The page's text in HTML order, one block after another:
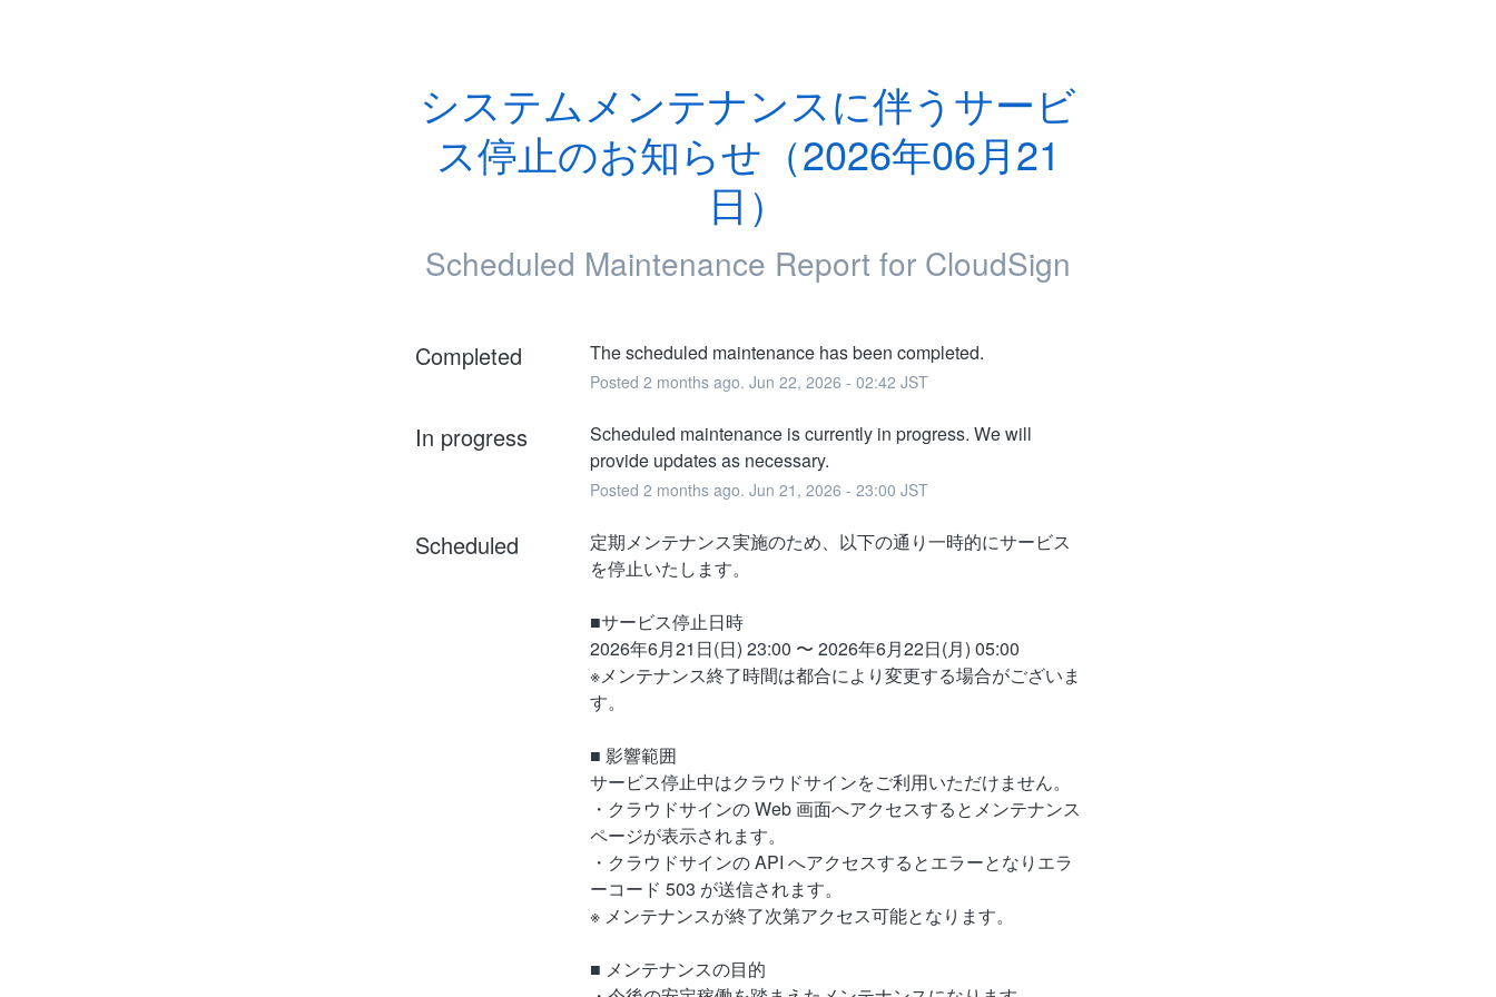
システムメンテナンスに伴うサービ
ス停止のお知らせ（2026年06月21
日）
Scheduled Maintenance Report for CloudSign
Completed The scheduled maintenance has been completed.
Posted 2 months ago. Jun 22, 2026 - 02:42 JST
In progress
Scheduled maintenance is currently in progress. We will
provide updates as necessary.
Posted 2 months ago. Jun 21 , 2026 - 23:00 JST
Scheduled
定期メンテナンス実施のため、以下の通り一時的にサービス
を停止いたします。
■サービス停止日時
2026年6月21日(日) 23:00 〜 2026年6月22日(月) 05:00
※メンテナンス終了時間は都合により変更する場合がございま
す。
■ 影響範囲
サービス停止中はクラウドサインをご利用いただけません。
・クラウドサインの Web 画面へアクセスするとメンテナンス
ページが表示されます。
・クラウドサインの API へアクセスするとエラーとなりエラ
ーコード 503 が送信されます。
※ メンテナンスが終了次第アクセス可能となります。
■ メンテナンスの目的